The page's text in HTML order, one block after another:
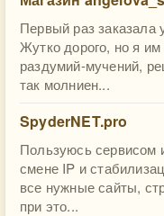
Первый раз
Жутко дорого, но я
раздумий-мучений,
так молниен...
SpyderNET.pro
Пользуюсь сервисом
смене IP и
все нужные сайты,
при это...